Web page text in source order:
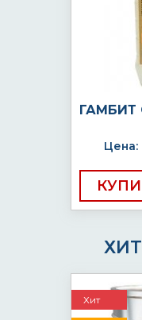
ГАМБИТ
Цена:
Хит